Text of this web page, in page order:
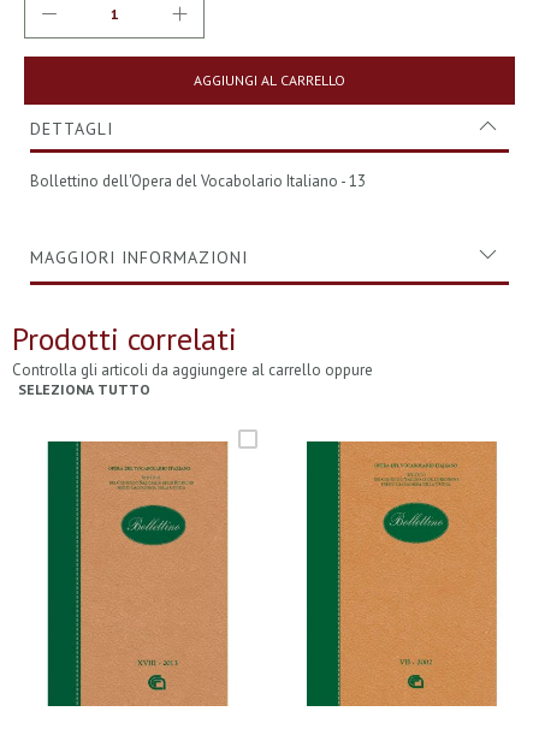
AGGIUNGI AL CARRELLO
DETTAGLI
Bollettino dell'Opera del Vocabolario Italiano - 13
MAGGIORI INFORMAZIONI
Prodotti correlati
Controlla gli articoli da aggiungere al carrello oppure
SELEZIONA TUTTO